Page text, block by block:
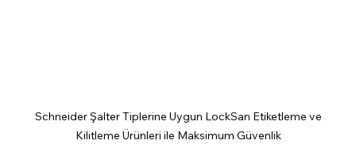
Schneider Şalter Tiplerine Uygun LockSan Etiketleme ve
Kilitleme Ürünleri ile Maksimum Güvenlik